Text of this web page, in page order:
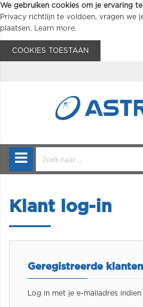
We gebruiken cookies om je ervaring
Privacy richtlijn te voldoen, vragen we
plaatsen.
Learn more.
COOKIES TOESTAAN
Klant log-in
Geregistreerde klanten
Log in met je e-mailadres